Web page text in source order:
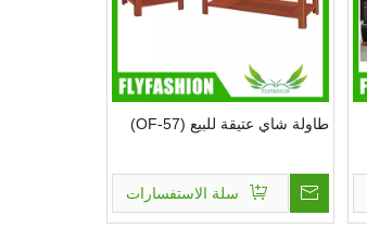
طاولة شاي عتيقة للبيع (OF-57)
سلة الاستفسارات